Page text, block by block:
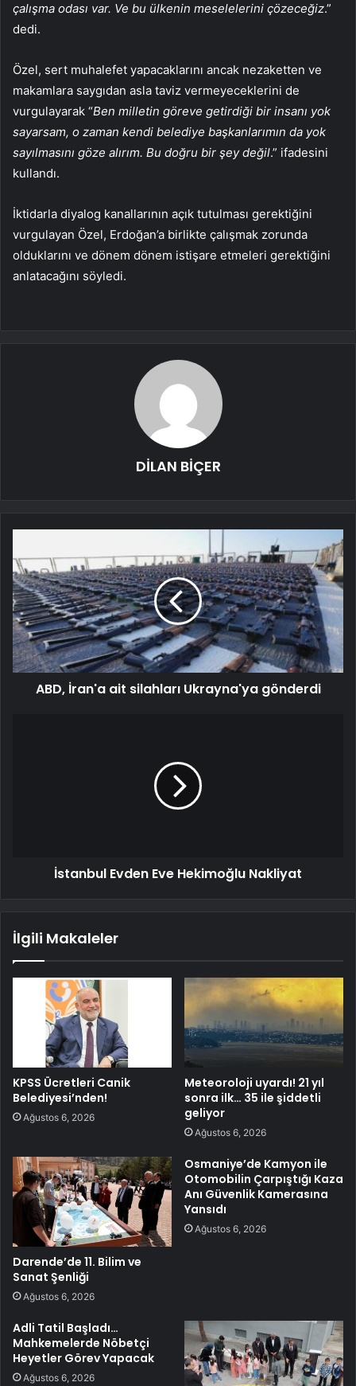
çalışma odası var. Ve bu ülkenin meselelerini çözeceğiz.”
dedi.
Özel, sert muhalefet yapacaklarını ancak nezaketten ve
makamlara saygıdan asla taviz vermeyeceklerini de
vurgulayarak “Ben milletin göreve getirdiği bir insanı yok
sayarsam, o zaman kendi belediye başkanlarımın da yok
sayılmasını göze alırım. Bu doğru bir şey değil.” ifadesini
kullandı.
İktidarla diyalog kanallarının açık tutulması gerektiğini
vurgulayan Özel, Erdoğan’a birlikte çalışmak zorunda
olduklarını ve dönem dönem istişare etmeleri gerektiğini
anlatacağını söyledi.
DİLAN BİÇER
ABD, İran'a ait silahları Ukrayna'ya gönderdi
İstanbul Evden Eve Hekimoğlu Nakliyat
İlgili Makaleler
KPSS Ücretleri Canik
Belediyesi’nden!
Ağustos 6, 2026
Meteoroloji uyardı! 21 yıl
sonra ilk… 35 ile şiddetli
geliyor
Ağustos 6, 2026
Darende’de 11. Bilim ve
Sanat Şenliği
Ağustos 6, 2026
Osmaniye’de Kamyon ile
Otomobilin Çarpıştığı Kaza
Anı Güvenlik Kamerasına
Yansıdı
Ağustos 6, 2026
Adli Tatil Başladı…
Mahkemelerde Nöbetçi
Heyetler Görev Yapacak
Ağustos 6, 2026